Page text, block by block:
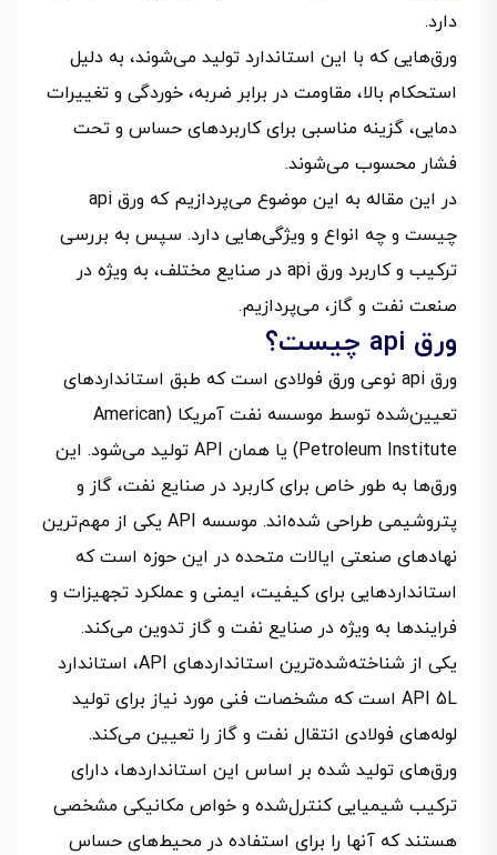
دارد.
ورق‌هایی که با این استاندارد تولید می‌شوند، به دلیل
استحکام بالا، مقاومت در برابر ضربه، خوردگی و تغییرات
دمایی، گزینه مناسبی برای کاربردهای حساس و تحت
فشار محسوب می‌شوند.
در این مقاله به این موضوع می‌پردازیم که ورق api
چیست و چه انواع و ویژگی‌هایی دارد. سپس به بررسی
ترکیب و کاربرد ورق api در صنایع مختلف، به ویژه در
صنعت نفت و گاز، می‌پردازیم.
ورق api چیست؟
ورق api نوعی ورق فولادی است که طبق استانداردهای
تعیین‌شده توسط موسسه نفت آمریکا (American
Petroleum Institute) یا همان API تولید می‌شود. این
ورق‌ها به طور خاص برای کاربرد در صنایع نفت، گاز و
پتروشیمی طراحی شده‌اند. موسسه API یکی از مهم‌ترین
نهادهای صنعتی ایالات متحده در این حوزه است که
استانداردهایی برای کیفیت، ایمنی و عملکرد تجهیزات و
فرایندها به ویژه در صنایع نفت و گاز تدوین می‌کند.
یکی از شناخته‌شده‌ترین استانداردهای API، استاندارد
API 5L است که مشخصات فنی مورد نیاز برای تولید
لوله‌های فولادی انتقال نفت و گاز را تعیین می‌کند.
ورق‌های تولید شده بر اساس این استانداردها، دارای
ترکیب شیمیایی کنترل‌شده و خواص مکانیکی مشخصی
هستند که آنها را برای استفاده در محیط‌های حساس